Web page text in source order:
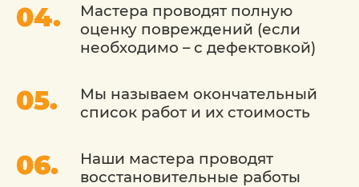
Мастера проводят полную
оценку повреждений (если
необходимо – с дефектовкой)
Мы называем окончательный
список работ и их стоимость
Наши мастера проводят
восстановительные работы